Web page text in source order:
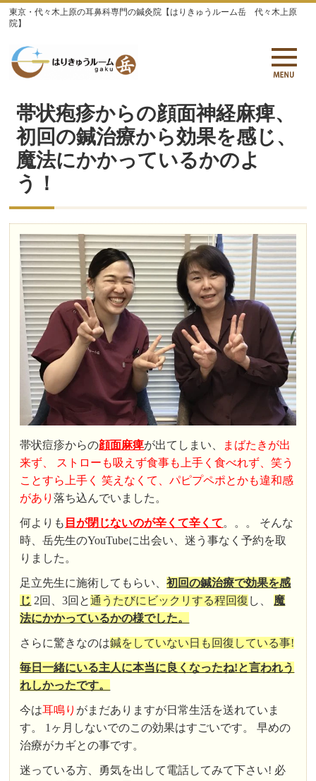
東京・代々木上原の耳鼻科専門の鍼灸院【はりきゅうルーム岳 代々木上原
院】
帯状疱疹からの顔面神経麻痺、
初回の鍼治療から効果を感じ、
魔法にかかっているかのよ
う！
帯状痘疹からの顔面麻痺が出てしまい、
まばたきが出
来ず、 ストローも吸えず食事も上手く食べれず、笑う
ことすら上手く 笑えなくて、パピプペポとかも違和感
があり落ち込んでいました。
何よりも 目が閉じないのが辛くて辛くて。。。 そんな
時、岳先生のYouTubeに出会い、迷う事なく予約を取
りました。
足立先生に施術してもらい、初回の鍼治療で効果を感
じ 2回、3回と通うたびにビックリする程回復 し、 魔
法にかかっているかの様でした。
さらに驚きなのは鍼をしていない日も回復している事!
毎日一緒にいる主人に本当に良くなったね!と言われう
れしかったです。
今は耳鳴り がまだありますが日常生活を送れていま
す。 1ヶ月しないでのこの効果はすごいです。 早めの
治療がカギとの事です。
迷っている方、勇気を出して電話してみて下さい! 必